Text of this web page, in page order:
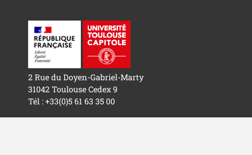
2 Rue du Doyen-Gabriel-Marty
31042 Toulouse Cedex 9
Tél : +33(0)5 61 63 35 00